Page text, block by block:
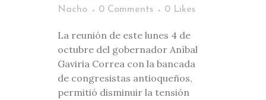
Nacho
0 Comments 0 Likes
La reunión de este lunes 4 de
octubre del gobernador Aníbal
Gaviria Correa con la bancada
de congresistas antioqueños,
permitió disminuir la tensión